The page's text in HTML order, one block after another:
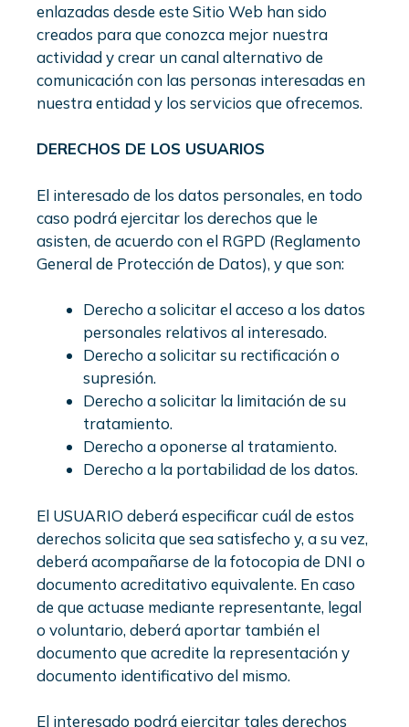
enlazadas desde este Sitio Web han sido
creados para que conozca mejor nuestra
actividad y crear un canal alternativo de
comunicación con las personas interesadas en
nuestra entidad y los servicios que ofrecemos.
DERECHOS DE LOS USUARIOS
El interesado de los datos personales, en todo
caso podrá ejercitar los derechos que le
asisten, de acuerdo con el RGPD (Reglamento
General de Protección de Datos), y que son:
Derecho a solicitar el acceso a los datos
personales relativos al interesado.
Derecho a solicitar su rectificación o
supresión.
Derecho a solicitar la limitación de su
tratamiento.
Derecho a oponerse al tratamiento.
Derecho a la portabilidad de los datos.
El USUARIO deberá especificar cuál de estos
derechos solicita que sea satisfecho y, a su vez,
deberá acompañarse de la fotocopia de DNI o
documento acreditativo equivalente. En caso
de que actuase mediante representante, legal
o voluntario, deberá aportar también el
documento que acredite la representación y
documento identificativo del mismo.
El interesado podrá ejercitar tales derechos